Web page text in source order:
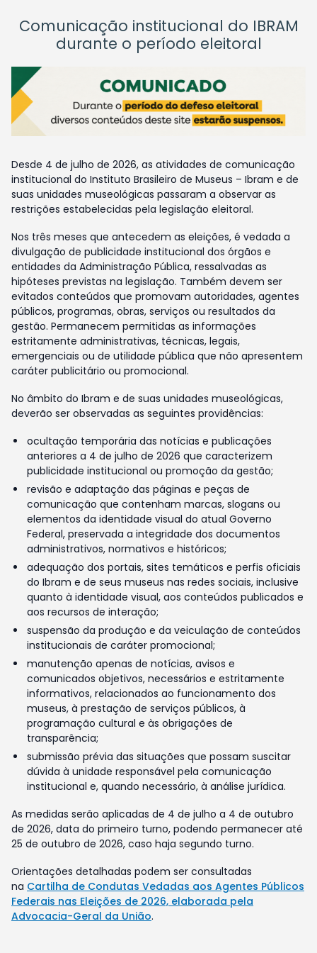
Comunicação institucional do IBRAM
durante o período eleitoral
Desde 4 de julho de 2026, as atividades de comunicação
institucional do Instituto Brasileiro de Museus – Ibram e de
suas unidades museológicas passaram a observar as
restrições estabelecidas pela legislação eleitoral.
Nos três meses que antecedem as eleições, é vedada a
divulgação de publicidade institucional dos órgãos e
entidades da Administração Pública, ressalvadas as
hipóteses previstas na legislação. Também devem ser
evitados conteúdos que promovam autoridades, agentes
públicos, programas, obras, serviços ou resultados da
gestão. Permanecem permitidas as informações
estritamente administrativas, técnicas, legais,
emergenciais ou de utilidade pública que não apresentem
caráter publicitário ou promocional.
No âmbito do Ibram e de suas unidades museológicas,
deverão ser observadas as seguintes providências:
ocultação temporária das notícias e publicações
anteriores a 4 de julho de 2026 que caracterizem
publicidade institucional ou promoção da gestão;
revisão e adaptação das páginas e peças de
comunicação que contenham marcas, slogans ou
elementos da identidade visual do atual Governo
Federal, preservada a integridade dos documentos
administrativos, normativos e históricos;
adequação dos portais, sites temáticos e perfis oficiais
do Ibram e de seus museus nas redes sociais, inclusive
quanto à identidade visual, aos conteúdos publicados e
aos recursos de interação;
suspensão da produção e da veiculação de conteúdos
institucionais de caráter promocional;
manutenção apenas de notícias, avisos e
comunicados objetivos, necessários e estritamente
informativos, relacionados ao funcionamento dos
museus, à prestação de serviços públicos, à
programação cultural e às obrigações de
transparência;
submissão prévia das situações que possam suscitar
dúvida à unidade responsável pela comunicação
institucional e, quando necessário, à análise jurídica.
As medidas serão aplicadas de 4 de julho a 4 de outubro
de 2026, data do primeiro turno, podendo permanecer até
25 de outubro de 2026, caso haja segundo turno.
Orientações detalhadas podem ser consultadas
na Cartilha de Condutas Vedadas aos Agentes Públicos
Federais nas Eleições de 2026, elaborada pela
Advocacia-Geral da União.